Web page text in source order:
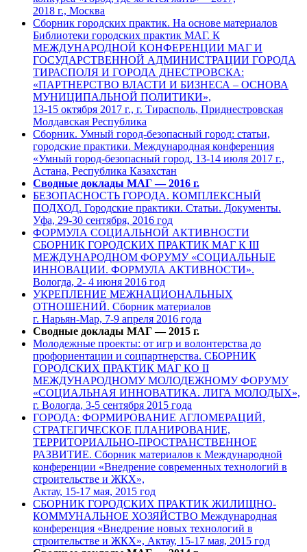
2018 г., Москва
Сборник городских практик. На основе материалов
Библиотеки городских практик МАГ. К
МЕЖДУНАРОДНОЙ КОНФЕРЕНЦИИ МАГ И
ГОСУДАРСТВЕННОЙ АДМИНИСТРАЦИИ ГОРОДА
ТИРАСПОЛЯ И ГОРОДА ДНЕСТРОВСКА:
«ПАРТНЕРСТВО ВЛАСТИ И БИЗНЕСА – ОСНОВА
МУНИЦИПАЛЬНОЙ ПОЛИТИКИ»,
13-15 октября 2017 г., г. Тирасполь, Приднестровская
Молдавская Республика
Сборник. Умный город-безопасный город: статьи,
городские практики. Международная конференция
«Умный город-безопасный город, 13-14 июля 2017 г.,
Астана, Республика Казахстан
Сводные доклады МАГ — 2016 г.
БЕЗОПАСНОСТЬ ГОРОДА. КОМПЛЕКСНЫЙ
ПОДХОД. Городские практики. Статьи. Документы.
Уфа, 29-30 сентября, 2016 год
ФОРМУЛА СОЦИАЛЬНОЙ АКТИВНОСТИ
СБОРНИК ГОРОДСКИХ ПРАКТИК МАГ К III
МЕЖДУНАРОДНОМ ФОРУМУ «СОЦИАЛЬНЫЕ
ИННОВАЦИИ. ФОРМУЛА АКТИВНОСТИ».
Вологда, 2- 4 июня 2016 год
УКРЕПЛЕНИЕ МЕЖНАЦИОНАЛЬНЫХ
ОТНОШЕНИЙ. Сборник материалов
г. Нарьян-Мар, 7-9 апреля 2016 года
Сводные доклады МАГ — 2015 г.
Молодежные проекты: от игр и волонтерства до
профориентации и соцпартнерства. СБОРНИК
ГОРОДСКИХ ПРАКТИК МАГ КО II
МЕЖДУНАРОДНОМУ МОЛОДЕЖНОМУ ФОРУМУ
«СОЦИАЛЬНАЯ ИННОВАТИКА. ЛИГА МОЛОДЫХ»,
г. Вологда, 3-5 сентября 2015 года
ГОРОДА: ФОРМИРОВАНИЕ АГЛОМЕРАЦИЙ,
СТРАТЕГИЧЕСКОЕ ПЛАНИРОВАНИЕ,
ТЕРРИТОРИАЛЬНО-ПРОСТРАНСТВЕННОЕ
РАЗВИТИЕ. Сборник материалов к Международной
конференции «Внедрение современных технологий в
строительстве и ЖКХ»,
Актау, 15-17 мая, 2015 год
СБОРНИК ГОРОДСКИХ ПРАКТИК ЖИЛИЩНО-
КОММУНАЛЬНОЕ ХОЗЯЙСТВО Международная
конференция «Внедрение новых технологий в
строительстве и ЖКХ», Актау, 15-17 мая, 2015 год